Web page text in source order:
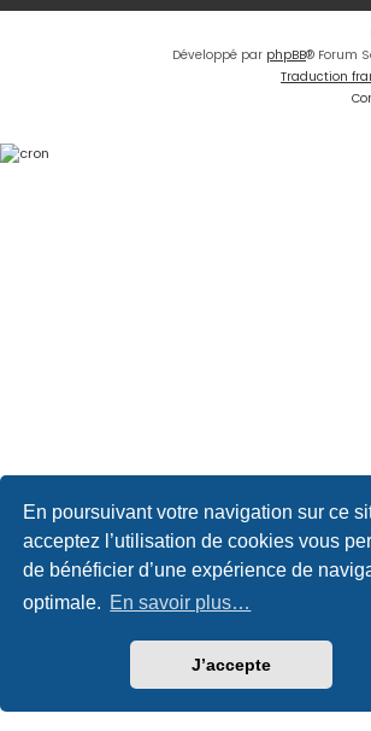
En poursuivant votre navigation sur ce
acceptez l’utilisation de cookies vous
de bénéficier d’une expérience de
optimale. En savoir plus…
J’accepte
Développé par phpBB® Forum
Traduction